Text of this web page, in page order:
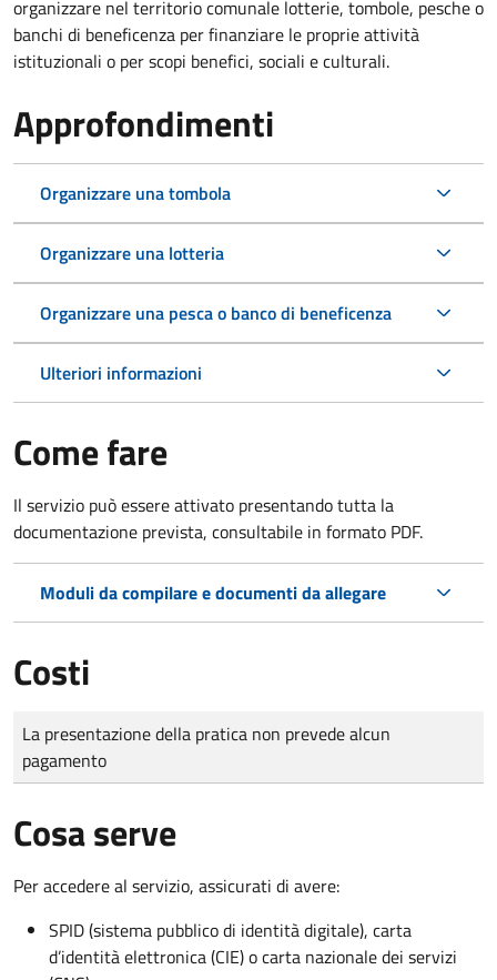
organizzare nel territorio comunale lotterie, tombole, pesche o
banchi di beneficenza per finanziare le proprie attività
istituzionali o per scopi benefici, sociali e culturali.
Approfondimenti
Organizzare una tombola
Organizzare una lotteria
Organizzare una pesca o banco di beneficenza
Ulteriori informazioni
Come fare
Il servizio può essere attivato presentando tutta la
documentazione prevista, consultabile in formato PDF.
Moduli da compilare e documenti da allegare
Costi
Tipo di pagamento
Importo
La presentazione della pratica non prevede alcun
pagamento
Cosa serve
Per accedere al servizio, assicurati di avere:
SPID (sistema pubblico di identità digitale), carta
d’identità elettronica (CIE) o carta nazionale dei servizi